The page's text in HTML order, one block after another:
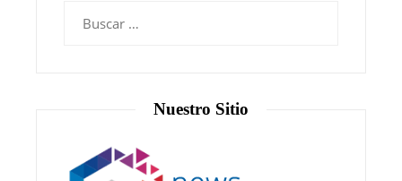
Nuestro Sitio